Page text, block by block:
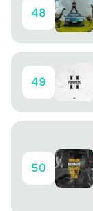
48
49
50